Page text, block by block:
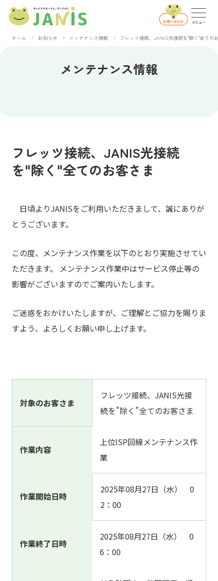
ホーム お知らせ メンテナンス情報 フレッツ接続、JANIS光接続を"除く"全ての
メンテナンス情報
フレッツ接続、JANIS光接続
を"除く"全てのお客さま
日頃よりJANISをご利用いただきまして、誠にありが
とうございます。
この度、メンテナンス作業を以下のとおり実施させてい
ただきます。 メンテナンス作業中はサービス停止等の
影響がございますのでご案内いたします。
ご迷惑をおかけいたしますが、ご理解とご協力を賜りま
すよう、よろしくお願い申し上げます。
対象のお客さま
フレッツ接続、JANIS光接
続を"除く"全てのお客さま
作業内容
上位ISP回線メンテナンス作
業
作業開始日時
2025年08月27日（水） 0
2：00
作業終了日時
2025年08月27日（水） 0
6：00